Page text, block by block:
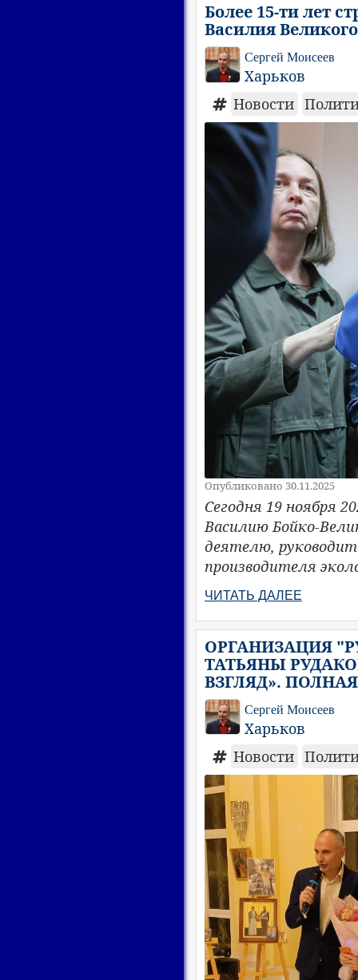
Более 15-ти лет
Василия
Сергей Моисеев
Харьков
Новости
Опубликовано 30.11.2025
Сегодня 19 ноября
Василию Бойко-
деятелю,
производителя
ЧИТАТЬ ДАЛЕЕ
ОРГАНИЗАЦИЯ
ТАТЬЯНЫ
ВЗГЛЯД».
Сергей Моисеев
Харьков
Новости